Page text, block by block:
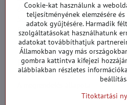
Általános szerződési feltételek
Személyes adatok védelme
Reklamációs űrlap
Kapcsolatt
Megrendelések
Cookie-kat használunk a
teljesítményének elemzésére
adatok gyűjtésére. Harmadik
szolgáltatásokat használhatunk
adatokat továbbíthatjuk
Államokban vagy más
gombra kattintva kifejezi
alábbiakban részletes
Titoktartási